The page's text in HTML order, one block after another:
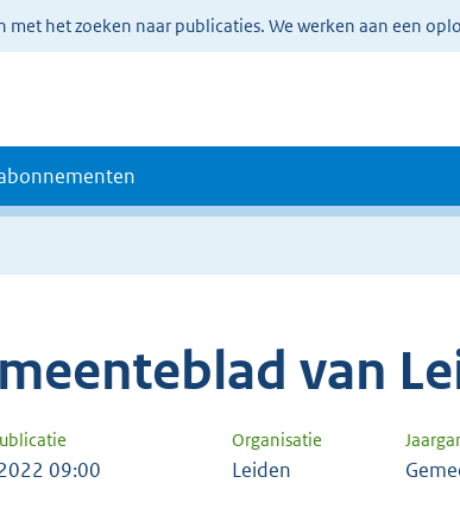
het zoeken naar publicaties. We werken aan een
van
Organisatie
09:00 Leiden